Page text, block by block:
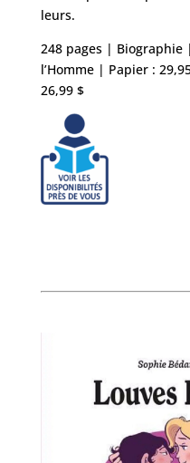
leurs.
248 pages |
l’Homme | Papier :
26,99 $